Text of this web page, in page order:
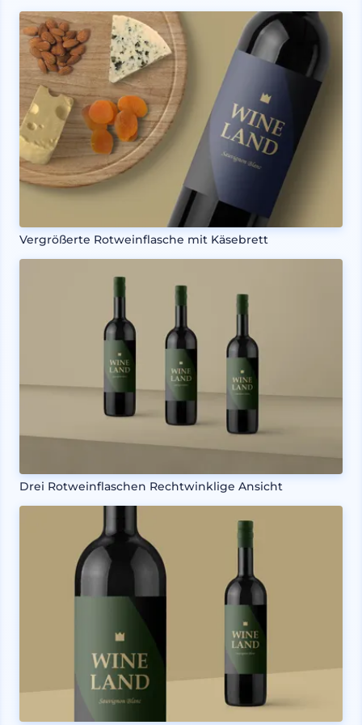
Vergrößerte Rotweinflasche mit Käsebrett
Drei Rotweinflaschen Rechtwinklige Ansicht